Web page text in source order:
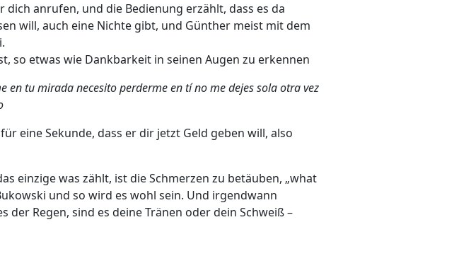
anrufen, und die Bedienung erzählt, dass es da
will, auch eine Nichte gibt, und Günther meist mit dem
so etwas wie Dankbarkeit in seinen Augen zu erkennen
tu mirada necesito perderme en tí no me dejes sola otra vez
eine Sekunde, dass er dir jetzt Geld geben will, also
einzige was zählt, ist die Schmerzen zu betäuben, „what
und so wird es wohl sein. Und irgendwann
Regen, sind es deine Tränen oder dein Schweiß –